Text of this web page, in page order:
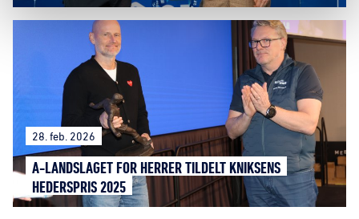
28. feb. 2026
A-LANDSLAGET FOR HERRER TILDELT KNIKSENS
HEDERSPRIS 2025